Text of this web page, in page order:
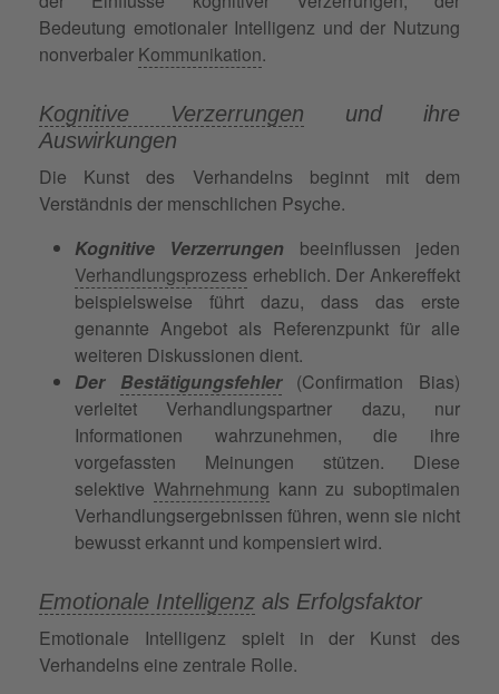
Bedeutung emotionaler Intelligenz und der Nutzung
nonverbaler Kommunikation.
Kognitive Verzerrungen und ihre
Auswirkungen
Die Kunst des Verhandelns beginnt mit dem
Verständnis der menschlichen Psyche.
Kognitive Verzerrungen beeinflussen jeden
Verhandlungsprozess erheblich. Der Ankereffekt
beispielsweise führt dazu, dass das erste
genannte Angebot als Referenzpunkt für alle
weiteren Diskussionen dient.
Der Bestätigungsfehler
(Confirmation Bias)
verleitet Verhandlungspartner dazu, nur
Informationen wahrzunehmen, die ihre
vorgefassten Meinungen stützen. Diese
selektive Wahrnehmung kann zu suboptimalen
Verhandlungsergebnissen führen, wenn sie nicht
bewusst erkannt und kompensiert wird.
Emotionale Intelligenz als Erfolgsfaktor
Emotionale Intelligenz spielt in der Kunst des
Verhandelns eine zentrale Rolle.